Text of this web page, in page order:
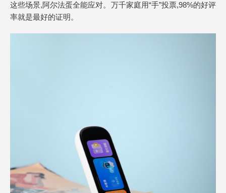
这些场景,阿尔法蛋全能应对。万千家庭用“手”投票,98%的好评
率就是最好的证明。